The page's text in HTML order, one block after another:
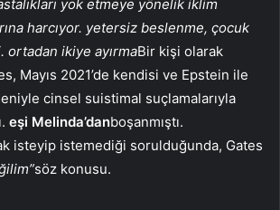
yok etmeye yönelik iklim
harcıyor. yetersiz beslenme, çocuk
ortadan ikiye ayırmaBir kişi olarak
Mayıs 2021’de kendisi ve Epstein ile
cinsel suistimal suçlamalarıyla
eşi Melinda’danboşanmıştı.
isteyip istemediği sorulduğunda, Gates
söz konusu.